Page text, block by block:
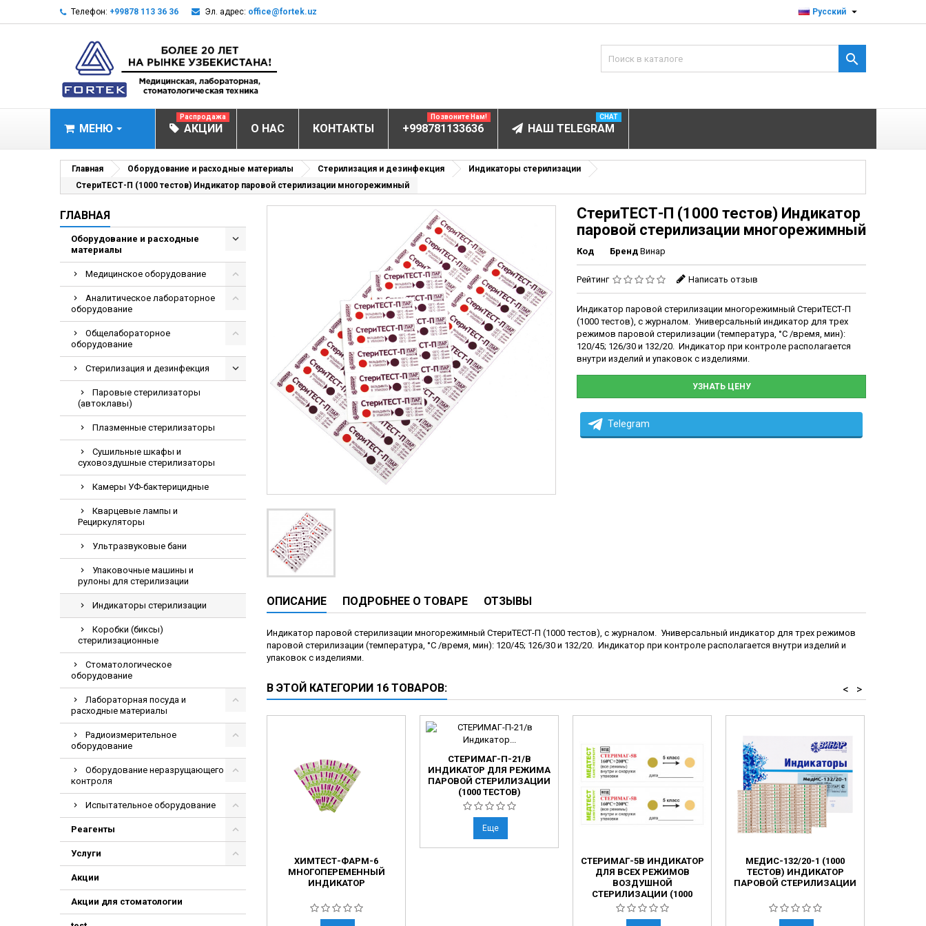
Телефон: +99878 113 36 36 Эл. адрес: office@fortek.uz Русский 

МЕНЮ
МЕДИЦИНСКОЕ ОБОРУДОВАНИЕ
Анализаторы газов и электролитов
Анализаторы иммунохемилюминесцентные (ИХЛА)
Биохимические анализаторы
Видеокольпоскопы
Гематологические анализаторы
Дефибрилляторы
Инкубаторы для новорожденных
ИФА-анализаторы и вошеры
ЛОР-Комбайны
Насосы шприцевые и инфузионные
Рентгеновское оборудование и маммографы
Тракционные кровати
УЗИ аппараты
Электроэнцефалографы
Электрохирургические коагуляторы
Экстракторы нуклеиновых кислот
АКЦИИ
Распродажа
О НАС КОНТАКТЫ +998781133636
Позвоните Нам!
НАШ TELEGRAM
CHAT
Главная Оборудование и расходные материалы Стерилизация и дезинфекция
Индикаторы стерилизации
СтериТЕСТ-П (1000 тестов) Индикатор паровой стерилизации многорежимный
ГЛАВНАЯ
Оборудование и расходные
материалы
Медицинское оборудование
Аналитическое лабораторное
оборудование
Общелабораторное
оборудование
Стерилизация и дезинфекция
Паровые стерилизаторы
(автоклавы)
Плазменные стерилизаторы
Сушильные шкафы и
суховоздушные стерилизаторы
Камеры УФ-бактерицидные
Кварцевые лампы и
Рециркуляторы
Ультразвуковые бани
Упаковочные машины и
рулоны для стерилизации
Индикаторы стерилизации
Коробки (биксы)
стерилизационные
Стоматологическое
оборудование
Лабораторная посуда и
расходные материалы
Радиоизмерительное
оборудование
Оборудование неразрущающего
контроля
Испытательное оборудование
Реагенты
Услуги
Акции
Акции для стоматологии
СтериТЕСТ-П (1000 тестов) Индикатор
паровой стерилизации многорежимный
Код Бренд Винар
Рейтинг Написать отзыв
Индикатор паровой стерилизации многорежимный СтериТЕСТ-П
(1000 тестов), c журналом. Универсальный индикатор для трех
режимов паровой стерилизации (температура, °С /время, мин):
120/45; 126/30 и 132/20. Индикатор при контроле располагается
внутри изделий и упаковок с изделиями.
УЗНАТЬ ЦЕНУ
Telegram
ОПИСАНИЕ ПОДРОБНЕЕ О ТОВАРЕ ОТЗЫВЫ
Индикатор паровой стерилизации многорежимный СтериТЕСТ-П (1000 тестов), c журналом. Универсальный индикатор для трех режимов
паровой стерилизации (температура, °С /время, мин): 120/45; 126/30 и 132/20. Индикатор при контроле располагается внутри изделий и
упаковок с изделиями.
В ЭТОЙ КАТЕГОРИИ 16 ТОВАРОВ: >
<
ХИМТЕСТ-ФАРМ-6
МНОГОПЕРЕМЕННЫЙ
ИНДИКАТОР
СТЕРИМАГ-П-21/В
ИНДИКАТОР ДЛЯ РЕЖИМА
ПАРОВОЙ СТЕРИЛИЗАЦИИ
(1000 ТЕСТОВ)
Еще
СТЕРИМАГ-5В ИНДИКАТОР
ДЛЯ ВСЕХ РЕЖИМОВ
ВОЗДУШНОЙ
СТЕРИЛИЗАЦИИ (1000
ТЕСТОВ)
МЕДИС-132/20-1 (1000
ТЕСТОВ) ИНДИКАТОР
ПАРОВОЙ СТЕРИЛИЗАЦИИ